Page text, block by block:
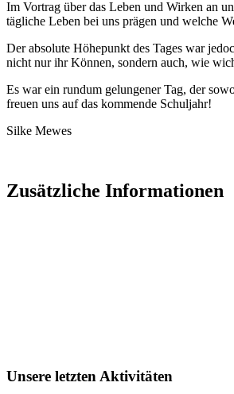
Im Vortrag über das Leben und Wirken an
tägliche Leben bei uns prägen und welche
Der absolute Höhepunkt des Tages war
nicht nur ihr Können, sondern auch, wie
Es war ein rundum gelungener Tag, der
freuen uns auf das kommende Schuljahr!
Silke Mewes
Zusätzliche Informationen
Unsere letzten Aktivitäten